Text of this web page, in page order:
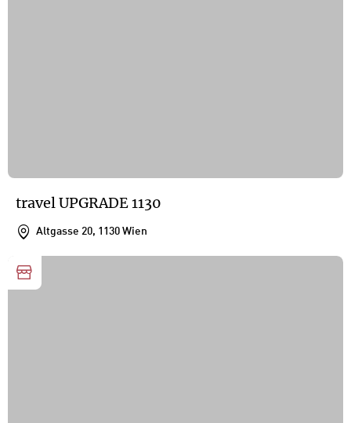
travel UPGRADE 1130
Altgasse 20, 1130 Wien